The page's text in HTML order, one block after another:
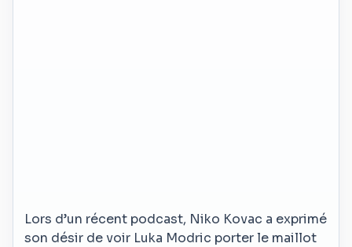
Lors d’un récent podcast, Niko Kovac a exprimé
son désir de voir Luka Modric porter le maillot